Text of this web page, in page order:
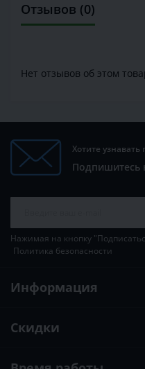
Отзывов (0)
Нет отзывов об этом
Хотите
Подпишитесь
Нажимая на кнопку
Политика безопасности
Информация
Скидки